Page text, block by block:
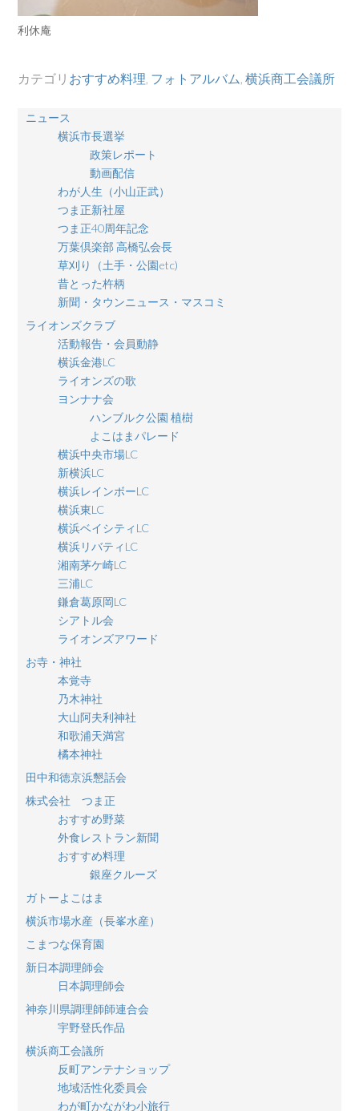
利休庵
カテゴリ おすすめ料理 フォトアルバム ,横浜商工会議所
ニュース
横浜市長選挙
政策レポート
動画配信
わが人生（小山正武）
つま正新社屋
つま正40周年記念
万葉倶楽部 高橋弘会長
草刈り（土手・公園etc)
昔とった杵柄
新聞・タウンニュース・マスコミ
ライオンズクラブ
活動報告・会員動静
横浜金港LC
ライオンズの歌
ヨンナナ会
ハンブルク公園 植樹
よこはまパレード
横浜中央市場LC
新横浜LC
横浜レインボーLC
横浜東LC
横浜ベイシティLC
横浜リバティLC
湘南茅ケ崎LC
三浦LC
鎌倉葛原岡LC
シアトル会
ライオンズアワード
お寺・神社
本覚寺
乃木神社
大山阿夫利神社
和歌浦天満宮
橘本神社
田中和徳京浜懇話会
株式会社 つま正
おすすめ野菜
外食レストラン新聞
おすすめ料理
銀座クルーズ
ガトーよこはま
横浜市場水産（長峯水産）
こまつな保育園
新日本調理師会
日本調理師会
神奈川県調理師師連合会
宇野登氏作品
横浜商工会議所
反町アンテナショップ
地域活性化委員会
わが町かながわ小旅行